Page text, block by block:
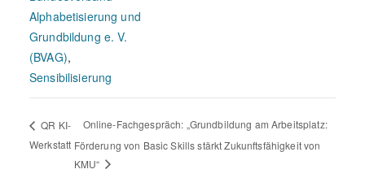
Alphabetisierung und
Grundbildung e. V.
(BVAG),
Sensibilisierung
QR KI-
Werkstatt
Online-Fachgespräch: „Grundbildung am Arbeitsplatz:
Förderung von Basic Skills stärkt Zukunftsfähigkeit von
KMU“